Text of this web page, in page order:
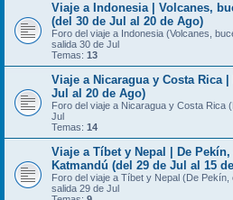
Viaje a Indonesia | Volcanes,
(del 30 de Jul al 20 de Ago)
Foro del viaje a Indonesia (Volcanes,
salida 30 de Jul
Temas: 13
Viaje a Nicaragua y Costa Rica
Jul al 20 de Ago)
Foro del viaje a Nicaragua y Costa Rica
Jul
Temas: 14
Viaje a Tíbet y Nepal | De
Katmandú (del 29 de Jul al 15
Foro del viaje a Tíbet y Nepal (De
salida 29 de Jul